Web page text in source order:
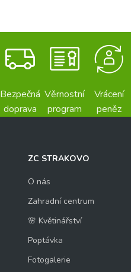
Bezpečná
doprava
Věrnostní
program
Vrácení
peněz
ZC STRAKOVO
O nás
Zahradní centrum
🌸 Květinářství
Poptávka
Fotogalerie